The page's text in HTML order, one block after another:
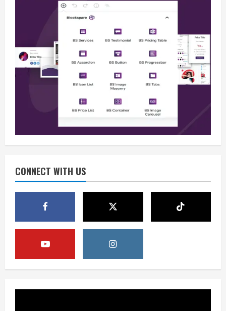
CONNECT WITH US
Berita
BMP Kecam Aksi KNPB, Serukan
Persatuan Demi Papua yang Kondusif
August 6, 2026
3
Perang Algoritma AI Makin Kompleks,
Digital
August 6, 2026
Pemerintah Perkuat Ekosistem Media
Digital Nasional Hadapi Perang
Algoritma AI
August 6, 2026
Opini
Etika, Verifikasi, dan Media Tepercaya